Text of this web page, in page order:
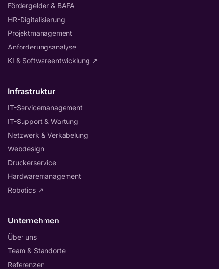
Fördergelder & BAFA
HR-Digitalisierung
Projektmanagement
Anforderungsanalyse
KI & Softwareentwicklung ↗
Infrastruktur
IT-Servicemanagement
IT-Support & Wartung
Netzwerk & Verkabelung
Webdesign
Druckerservice
Hardwaremanagement
Robotics ↗
Unternehmen
Über uns
Team & Standorte
Referenzen